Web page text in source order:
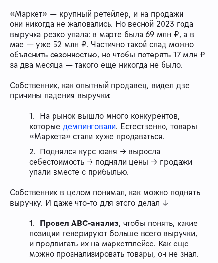
«Маркет» — крупный ретейлер, и на продажи
они никогда не жаловались. Но весной 2023 года
выручка резко упала: в марте была 69 млн ₽, а в
мае — уже 52 млн ₽. Частично такой спад можно
объяснить сезонностью, но чтобы потерять 17 млн ₽
за два месяца — такого еще никогда не было.
Собственник, как опытный продавец, видел две
причины падения выручки:
На рынок вышло много конкурентов,
которые демпинговали. Естественно, товары
«Маркета» стали хуже продаваться.
Поднялся курс юаня → выросла
себестоимость → подняли цены → продажи
упали вместе с прибылью.
Собственник в целом понимал, как можно поднять
выручку. И даже что-то для этого делал ↓
Провел ABC-анализ, чтобы понять, какие
позиции генерируют больше всего выручки,
и продвигать их на маркетплейсе. Как еще
можно проанализировать товары, он не знал.